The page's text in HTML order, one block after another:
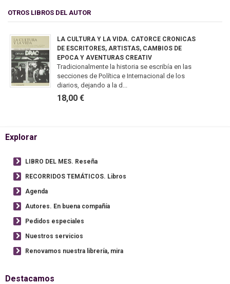
OTROS LIBROS DEL AUTOR
LA CULTURA Y LA VIDA. CATORCE CRONICAS
DE ESCRITORES, ARTISTAS, CAMBIOS DE
EPOCA Y AVENTURAS CREATIV
Tradicionalmente la historia se escribía en las
secciones de Política e Internacional de los
diarios, dejando a la d...
18,00 €
Explorar
LIBRO DEL MES. Reseña
RECORRIDOS TEMÁTICOS. Libros
Agenda
Autores. En buena compañía
Pedidos especiales
Nuestros servicios
Renovamos nuestra librería, mira
Destacamos